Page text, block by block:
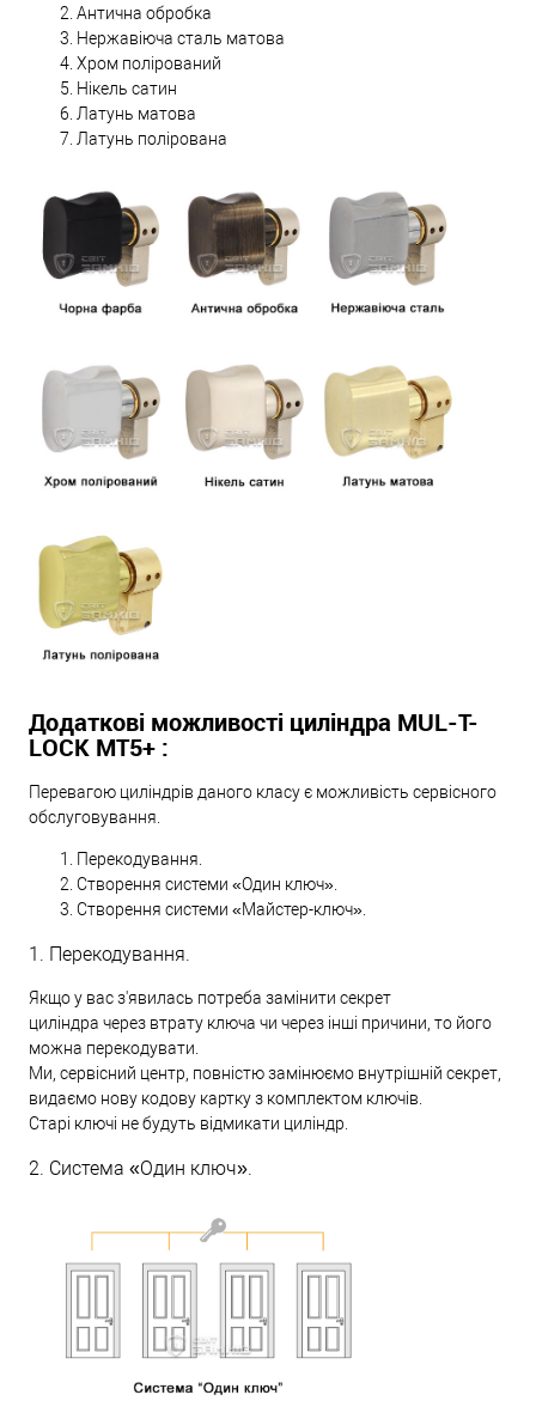
Антична обробка
Нержавіюча сталь матова
Хром полірований
Нікель сатин
Латунь матова
Латунь полірована
Додаткові можливості циліндра MUL-T-
LOCK МТ5+ :
Перевагою циліндрів даного класу є можливість сервісного
обслуговування.
Перекодування.
Створення системи «Один ключ».
Створення системи «Майстер-ключ».
1. Перекодування.
Якщо у вас з'явилась потреба замінити секрет
циліндра через втрату ключа чи через інші причини, то його
можна перекодувати.
Ми, сервісний центр, повністю замінюємо внутрішній секрет,
видаємо нову кодову картку з комплектом ключів.
Старі ключі не будуть відмикати циліндр.
2. Система «Один ключ».